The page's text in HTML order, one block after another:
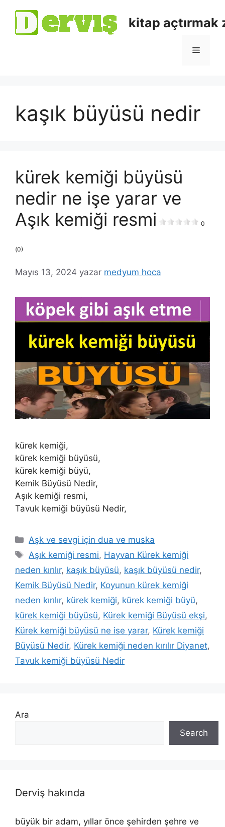
kitap açtırmak
kaşık büyüsü nedir
kürek kemiği büyüsü
nedir ne işe yarar ve
Aşık kemiği resmi
0
(0)
Mayıs 13, 2024 yazar medyum hoca
kürek kemiği,
kürek kemiği büyüsü,
kürek kemiği büyü,
Kemik Büyüsü Nedir,
Aşık kemiği resmi,
Tavuk kemiği büyüsü Nedir,
Aşk ve sevgi için dua ve muska
Aşık kemiği resmi, Hayvan Kürek kemiği
neden kırılır, kaşık büyüsü, kaşık büyüsü nedir,
Kemik Büyüsü Nedir, Koyunun kürek kemiği
neden kırılır, kürek kemiği, kürek kemiği büyü,
kürek kemiği büyüsü, Kürek kemiği Büyüsü ekşi,
Kürek kemiği büyüsü ne ise yarar, Kürek kemiği
Büyüsü Nedir, Kürek kemiği neden kırılır Diyanet,
Tavuk kemiği büyüsü Nedir
Ara
Search
Derviş hakında
büyük bir adam, yıllar önce şehirden şehre ve